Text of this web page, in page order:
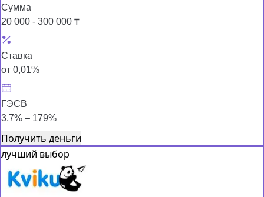
Сумма
20 000 - 300 000 ₸
Ставка
от 0,01%
ГЭСВ
3,7% – 179%
Получить деньги
лучший выбор